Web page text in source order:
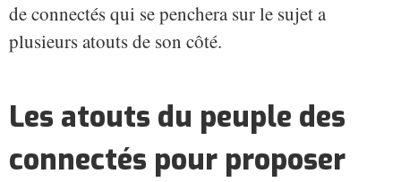
de connectés qui se penchera sur le sujet a
plusieurs atouts de son côté.
Les atouts du peuple des
connectés pour proposer